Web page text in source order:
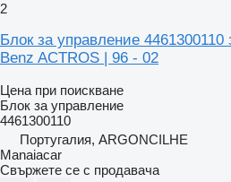
2
Блок за управление
Benz ACTROS | 96 - 02
Цена при поискване
Блок за управление
4461300110
Португалия, ARGONCILHE
Manaiacar
Свържете се с продавача